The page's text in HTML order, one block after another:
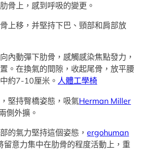
骨上，感到呼吸的變更。
上移，并堅持下巴、頸部和肩部放
內動彈下肋骨，感觸感染焦點發力，
。在換氣的間隙，收起尾骨，放平腰
約7-10厘米。 人體工學椅
堅持臀橋姿態，吸氣Herman Miller
側外擴。
的氣力堅持這個姿態，ergohuman
留意力集中在肋骨的程度活動上，重